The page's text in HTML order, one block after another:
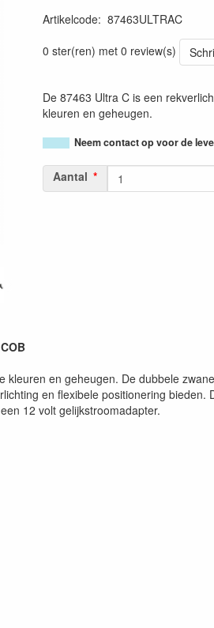
Artikelcode: 87463ULTRAC
0 ster(ren) met 0 review(s)
De 87463 Ultra C is een
kleuren en geheugen.
Neem contact op voor de
Aantal
en geheugen. De dubbele
en flexibele positionering bieden.
12 volt gelijkstroomadapter.